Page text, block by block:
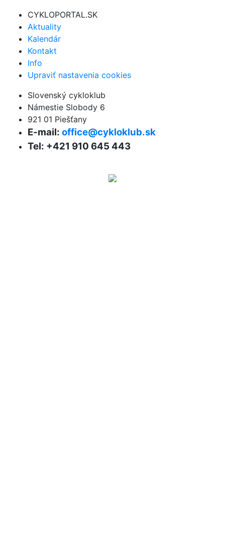
CYKLOPORTAL.SK
Aktuality
Kalendár
Kontakt
Info
Upraviť nastavenia cookies
Slovenský cykloklub
Námestie Slobody 6
921 01 Piešťany
E-mail: office@cykloklub.sk
Tel: +421 910 645 443